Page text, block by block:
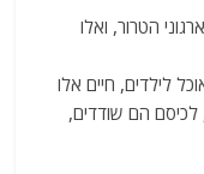
הטרור, ואלו
לילדים, חיים אלו
לכיסם הם שודדים,